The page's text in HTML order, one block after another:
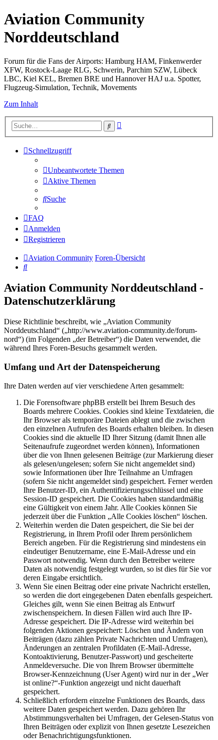
Aviation Community
Norddeutschland
Forum für die Fans der Airports: Hamburg HAM, Finkenwerder
XFW, Rostock-Laage RLG, Schwerin, Parchim SZW, Lübeck
LBC, Kiel KEL, Bremen BRE und Hannover HAJ u.a. Spotter,
Flugzeug-Simulation, Technik, Movements
Zum Inhalt
Suche
Schnellzugriff
Unbeantwortete Themen
Aktive Themen
Suche
FAQ
Anmelden
Registrieren
Aviation Community Foren-Übersicht
Suche
Aviation Community Norddeutschland -
Datenschutzerklärung
Diese Richtlinie beschreibt, wie „Aviation Community
Norddeutschland“ („http://www.aviation-community.de/forum-
nord“) (im Folgenden „der Betreiber“) die Daten verwendet, die
während Ihres Foren-Besuchs gesammelt werden.
Umfang und Art der Datenspeicherung
Ihre Daten werden auf vier verschiedene Arten gesammelt:
Die Forensoftware phpBB erstellt bei Ihrem Besuch des
Boards mehrere Cookies. Cookies sind kleine Textdateien, die
Ihr Browser als temporäre Dateien ablegt und die zwischen
den einzelnen Aufrufen des Boards erhalten bleiben. In diesen
Cookies sind die aktuelle ID Ihrer Sitzung (damit Ihnen alle
Seitenaufrufe zugeordnet werden können), Informationen
über die von Ihnen gelesenen Beiträge (zur Markierung dieser
als gelesen/ungelesen; sofern Sie nicht angemeldet sind)
sowie Informationen über Ihre Teilnahme an Umfragen
(sofern Sie nicht angemeldet sind) gespeichert. Ferner werden
Ihre Benutzer-ID, ein Authentifizierungsschlüssel und eine
Session-ID gespeichert. Die Cookies haben standardmäßig
eine Gültigkeit von einem Jahr. Alle Cookies können Sie
jederzeit über die Funktion „Alle Cookies löschen“ löschen.
Weiterhin werden die Daten gespeichert, die Sie bei der
Registrierung, in Ihrem Profil oder Ihrem persönlichem
Bereich angeben. Für die Registrierung sind mindestens ein
eindeutiger Benutzername, eine E-Mail-Adresse und ein
Passwort notwendig. Wenn durch den Betreiber weitere
Daten als notwendig festgelegt wurden, so ist dies für Sie vor
deren Eingabe ersichtlich.
Wenn Sie einen Beitrag oder eine private Nachricht erstellen,
so werden die dort eingegebenen Daten ebenfalls gespeichert.
Gleiches gilt, wenn Sie einen Beitrag als Entwurf
zwischenspeichern. In diesen Fällen wird auch Ihre IP-
Adresse gespeichert. Die IP-Adresse wird weiterhin bei
folgenden Aktionen gespeichert: Löschen und Ändern von
Beiträgen (dazu zählen Private Nachrichten und Umfragen),
Änderungen an zentralen Profildaten (E-Mail-Adresse,
Kontoaktivierung, Benutzer-Passwort) und gescheiterte
Anmeldeversuche. Die von Ihrem Browser übermittelte
Browser-Kennzeichnung (User Agent) wird nur in der „Wer
ist online?“-Funktion angezeigt und nicht dauerhaft
gespeichert.
Schließlich erfordern einzelne Funktionen des Boards, dass
weitere Daten gespeichert werden. Dazu gehören Ihr
Abstimmungsverhalten bei Umfragen, der Gelesen-Status von
Ihren Beiträgen oder explizit von Ihnen gesetzte Lesezeichen
oder Benachrichtigungsfunktionen.